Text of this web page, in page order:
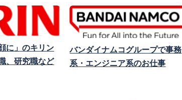
に」のキリン
、研究職など
バンダイナムコグループで事務
系・エンジニア系のお仕事